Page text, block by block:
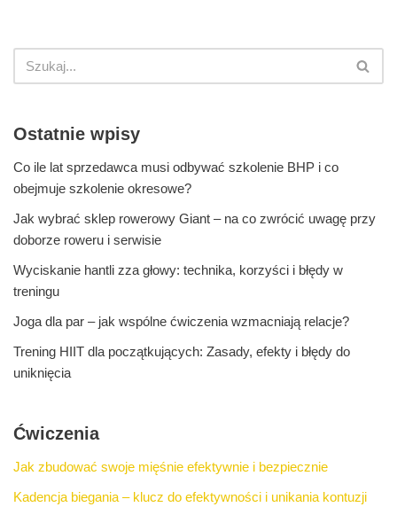
Ostatnie wpisy
Co ile lat sprzedawca musi odbywać szkolenie BHP i co
obejmuje szkolenie okresowe?
Jak wybrać sklep rowerowy Giant – na co zwrócić uwagę przy
doborze roweru i serwisie
Wyciskanie hantli zza głowy: technika, korzyści i błędy w
treningu
Joga dla par – jak wspólne ćwiczenia wzmacniają relacje?
Trening HIIT dla początkujących: Zasady, efekty i błędy do
uniknięcia
Ćwiczenia
Jak zbudować swoje mięśnie efektywnie i bezpiecznie
Kadencja biegania – klucz do efektywności i unikania kontuzji